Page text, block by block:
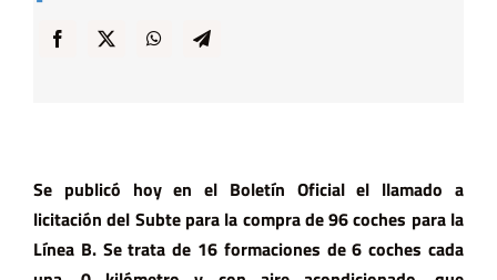
Se publicó hoy en el Boletín Oficial el llamado a
licitación del Subte para la compra de 96 coches para la
Línea B. Se trata de 16 formaciones de 6 coches cada